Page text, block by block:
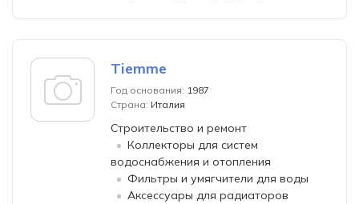
Tiemme
Год основания: 1987
Страна: Италия
Строительство и ремонт
Коллекторы для систем
водоснабжения и отопления
Фильтры и умягчители для воды
Аксессуары для радиаторов